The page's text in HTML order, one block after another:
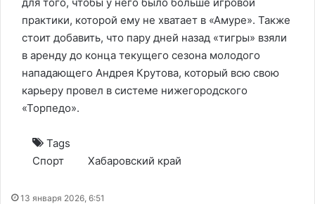
практики, которой ему не хватает в «Амуре». Также
стоит добавить, что пару дней назад «тигры» взяли
в аренду до конца текущего сезона молодого
нападающего Андрея Крутова, который всю свою
карьеру провел в системе нижегородского
«Торпедо».
Tags
Спорт
Хабаровский край
13 января 2026, 6:51